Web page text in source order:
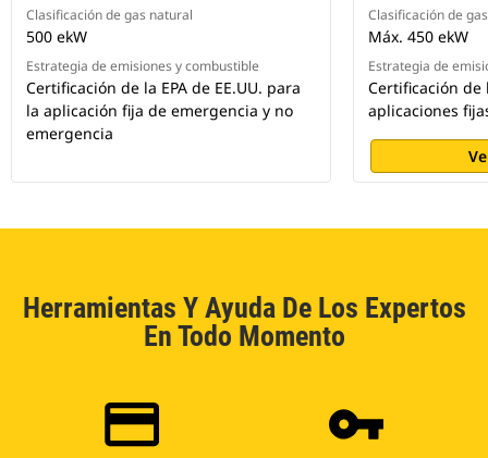
Clasificación de gas natural
500 ekW
Estrategia de emisiones y combustible
Certificación de la EPA de EE.UU. para
la aplicación fija de emergencia y no
emergencia
Clasificación de
Máx. 450 ekW
Estrategia de
Certificación de
aplicaciones
Herramientas Y Ayuda De Los Expertos
En Todo Momento